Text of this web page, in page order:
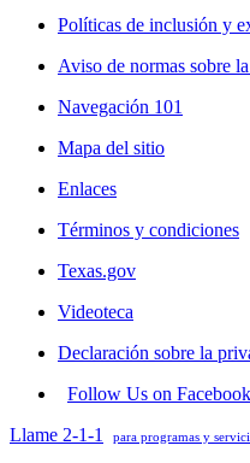
Políticas de inclusión y
Aviso de normas sobre
Navegación 101
Mapa del sitio
Enlaces
Términos y condiciones
Texas.gov
Videoteca
Declaración sobre la
Follow Us on Facebook
Llame 2-1-1
para programas y